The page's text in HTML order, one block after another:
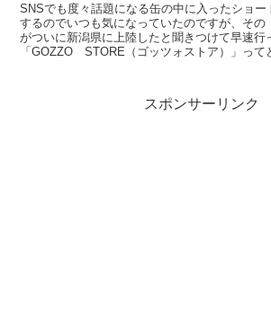
SNSでも度々話題になる缶の中に入ったショー
するのでいつも気になっていたのですが、その
がついに新潟県に上陸したと聞きつけて早速行
「GOZZO STORE（ゴッツォストア）」って
スポンサーリンク